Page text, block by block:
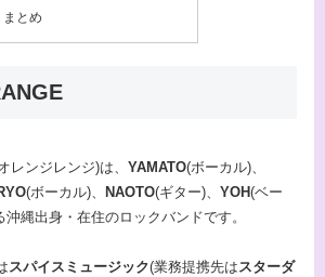
まとめ
オレンジレンジ)は、 YAMATO(ボーカル)、
(ボーカル)、 NAOTO(ギター)、 YOH(ベー
縄出身・在住のロックバンドです。
スパイスミュージック(業務提携先はスターダ